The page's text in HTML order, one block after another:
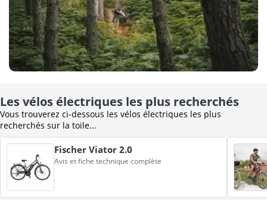
Les vélos électriques les plus recherchés
Vous trouverez ci-dessous les vélos électriques les plus
recherchés sur la toile...
Fischer Viator 2.0
Avis et fiche technique complète